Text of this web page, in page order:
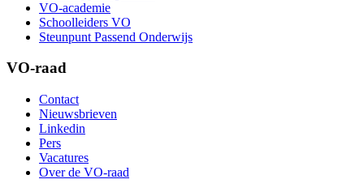
VO-academie
Schoolleiders VO
Steunpunt Passend Onderwijs
VO-raad
Contact
Nieuwsbrieven
Linkedin
Pers
Vacatures
Over de VO-raad